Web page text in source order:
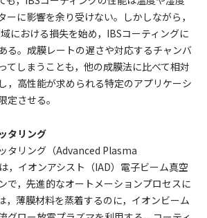
ーに影響を余り受けない。しかしながら，
における損失を始め，IBSコーティングに
る。成膜レートの遅さや対応するチャンバ
てしまうことも，他の成膜法に比べて相対
，高性能が求められる特定のアプリケーシ
定させる。
タリング
タリング（Advanced Plasma
，イオンアシスト（IAD）電子ビーム真空
で，先進的なオートメーションプロセスに
，薄膜材料を蒸着するのに，イオンビーム